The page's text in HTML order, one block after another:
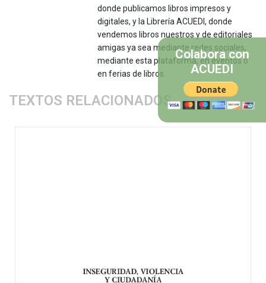
donde publicamos libros impresos y
digitales, y la Librería ACUEDI, donde
vendemos libros nuestros y de editoriales
amigas ya sea mediante redes sociales,
mediante esta plataforma, en eventos o
en ferias de libros.
TEXTOS RELACIONADOS
Colabora con
ACUEDI